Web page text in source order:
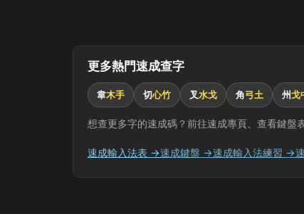
更多熱門速成查字
韋木手 切心竹 叉水戈 角弓土 州戈
想查更多字的速成碼？前往速成專頁、查看鍵盤
速成輸入法表 →速成鍵盤 →速成輸入法練習 →